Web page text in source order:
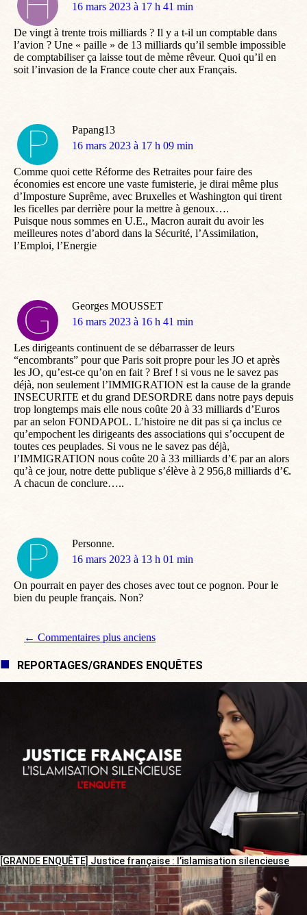
dit
16 mars 2023 à 17 h 41 min
De vingt à trente trois milliards ? Il y a t-il un comptable dans
l’avion ? Une « paille » de 13 milliards qu’il semble impossible
de comptabiliser ça laisse tout de mème rêveur. Quoi qu’il en
soit l’invasion de la France coute cher aux Français.
Papang13
dit
16 mars 2023 à 17 h 09 min
Comme quoi cette Réforme des Retraites pour faire des
économies est encore une vaste fumisterie, je dirai même plus
d’Imposture Suprême, avec Bruxelles et Washington qui tirent
les ficelles par derrière pour la mettre à genoux….
Puisque nous sommes en U.E., Macron aurait du avoir les
meilleures notes d’abord dans la Sécurité, l’Assimilation,
l’Emploi, l’Energie
Georges MOUSSET
dit
16 mars 2023 à 16 h 41 min
Les dirigeants continuent de se débarrasser de leurs
“encombrants” pour que Paris soit propre pour les JO et après
les JO, qu’est-ce qu’on en fait ? Bref ! si vous ne le savez pas
déjà, non seulement l’IMMIGRATION est la cause de la grande
INSECURITE et du grand DESORDRE dans notre pays depuis
trop longtemps mais elle nous coûte 20 à 33 milliards d’Euros
par an selon FONDAPOL. L’histoire ne dit pas si ça inclus ce
qu’empochent les dirigeants des associations qui s’occupent de
toutes ces peuplades. Si vous ne le savez pas déjà,
l’IMMIGRATION nous coûte 20 à 33 milliards d’€ par an alors
qu’à ce jour, notre dette publique s’élève à 2 956,8 milliards d’€.
A chacun de conclure…..
Personne.
dit
16 mars 2023 à 13 h 01 min
On pourrait en payer des choses avec tout ce pognon. Pour le
bien du peuple français. Non?
Navigation de commentaire
← Commentaires plus anciens
REPORTAGES/GRANDES ENQUÊTES
[GRANDE ENQUÊTE] Justice française : l’islamisation silencieuse